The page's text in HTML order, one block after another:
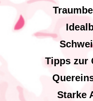
Tipps zur
Starke